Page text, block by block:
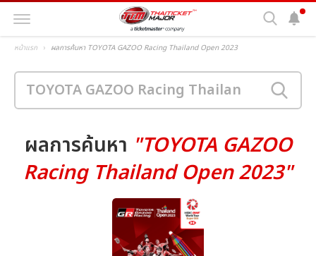
หน้าแรก ผลการค้นหา TOYOTA GAZOO Racing Thailand Open 2023
ผลการค้นหา "TOYOTA GAZOO
Racing Thailand Open 2023"